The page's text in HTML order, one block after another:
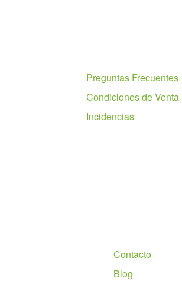
Preguntas Frecuentes
Condiciones de Venta
Incidencias
Contacto
Blog